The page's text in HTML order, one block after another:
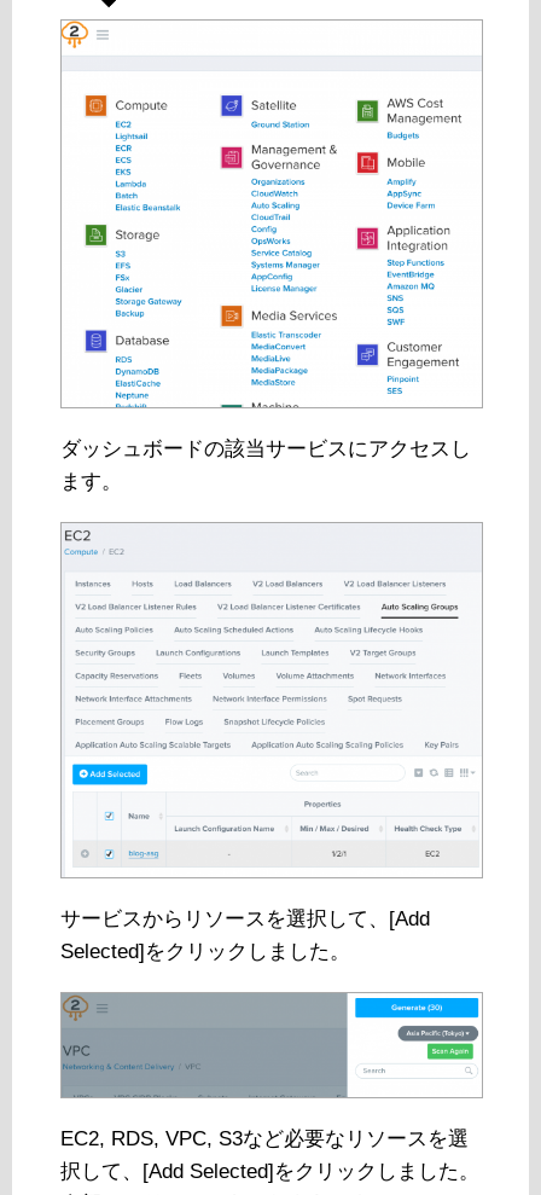
ダッシュボードの該当サービスにアクセスし
ます。
サービスからリソースを選択して、[Add
Selected]をクリックしました。
EC2, RDS, VPC, S3など必要なリソースを選
択して、[Add Selected]をクリックしました。